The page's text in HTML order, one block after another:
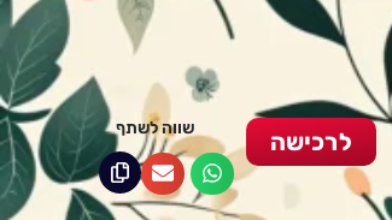
שווה לשתף לרכישה